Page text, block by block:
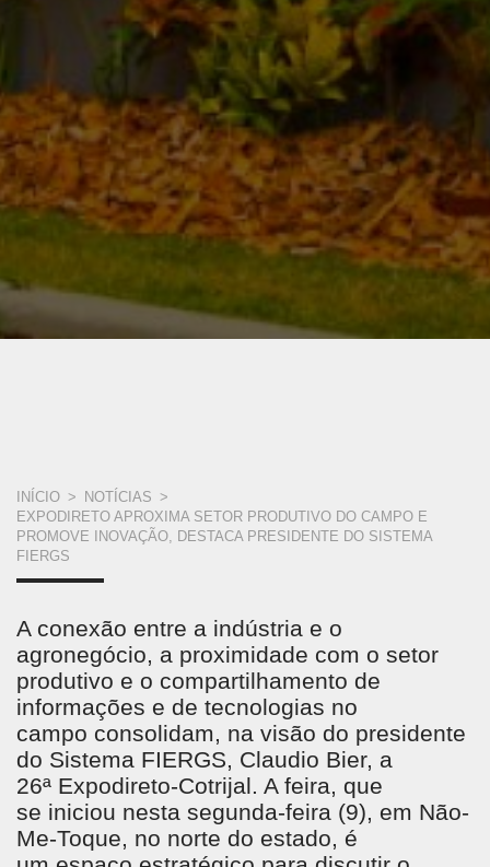
VOCÊ
ESTÁ
AQUI
INÍCIO > NOTÍCIAS >
EXPODIRETO APROXIMA SETOR PRODUTIVO DO CAMPO E
PROMOVE INOVAÇÃO, DESTACA PRESIDENTE DO SISTEMA
FIERGS
A conexão entre a indústria e o
agronegócio, a proximidade com o setor
produtivo e o compartilhamento de
informações e de tecnologias no
campo consolidam, na visão do presidente
do Sistema FIERGS, Claudio Bier, a
26ª Expodireto-Cotrijal. A feira, que
se iniciou nesta segunda-feira (9), em Não-
Me-Toque, no norte do estado, é